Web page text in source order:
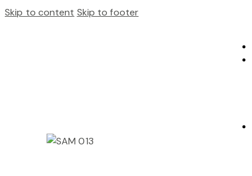
Skip to content Skip to footer